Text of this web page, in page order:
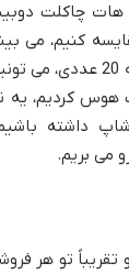
هات چاکلت
کنیم، می
به صرفه تره. با خرید یه
کردیم، یه
داشته
می بریم.
تو هر